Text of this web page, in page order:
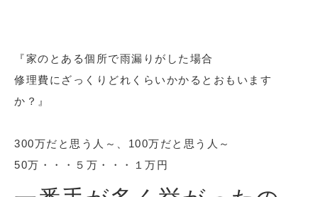
『家のとある個所で雨漏りがした場合
修理費にざっくりどれくらいかかるとおもいます
か？』
300万だと思う人～、100万だと思う人～
50万・・・５万・・・１万円